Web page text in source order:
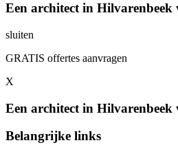
Een architect in Hilvarenbeek
sluiten
GRATIS offertes aanvragen
X
Een architect in Hilvarenbeek
Belangrijke links